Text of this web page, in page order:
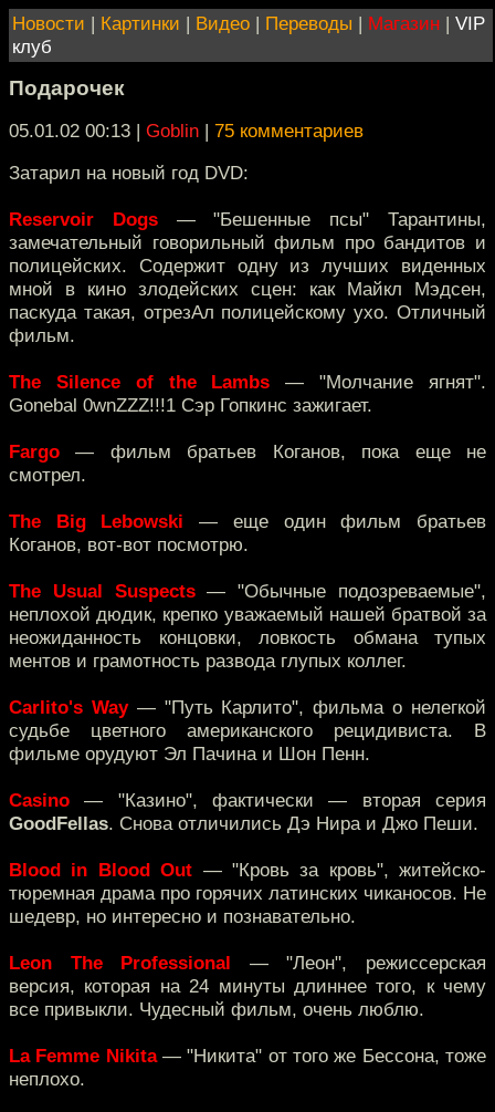
Новости | Картинки | Видео | Переводы | Магазин | VIP
клуб
Подарочек
05.01.02 00:13 | Goblin | 75 комментариев
Затарил на новый год DVD:
Reservoir Dogs— "Бешенные псы" Тарантины,
замечательный говорильный фильм про бандитов и
полицейских. Содержит одну из лучших виденных
мной в кино злодейских сцен: как Майкл Мэдсен,
паскуда такая, отрезАл полицейскому ухо. Отличный
фильм.
The Silence of the Lambs — "Молчание ягнят".
Gonebal 0wnZZZ!!!1 Сэр Гопкинс зажигает.
Fargo — фильм братьев Коганов, пока еще не
смотрел.
The Big Lebowski — еще один фильм братьев
Коганов, вот-вот посмотрю.
The Usual Suspects— "Обычные подозреваемые",
неплохой дюдик, крепко уважаемый нашей братвой за
неожиданность концовки, ловкость обмана тупых
ментов и грамотность развода глупых коллег.
Carlito's Way— "Путь Карлито", фильма о нелегкой
судьбе цветного американского рецидивиста. В
фильме орудуют Эл Пачина и Шон Пенн.
Casino — "Казино", фактически — вторая серия
GoodFellas. Снова отличились Дэ Нира и Джо Пеши.
Blood in Blood Out — "Кровь за кровь", житейско-
тюремная драма про горячих латинских чиканосов. Не
шедевр, но интересно и познавательно.
Leon The Professional — "Леон", режиссерская
версия, которая на 24 минуты длиннее того, к чему
все привыкли. Чудесный фильм, очень люблю.
La Femme Nikita— "Никита" от того же Бессона, тоже
неплохо.